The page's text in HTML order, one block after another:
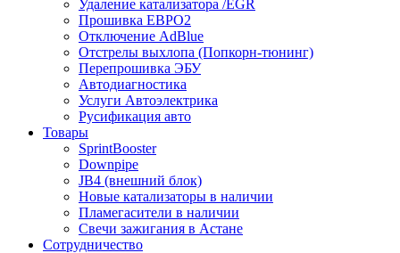
Удаление катализатора /EGR
Прошивка ЕВРО2
Отключение AdBlue
Отстрелы выхлопа (Попкорн-тюнинг)
Перепрошивка ЭБУ
Автодиагностика
Услуги Автоэлектрика
Русификация авто
Товары
SprintBooster
Downpipe
JB4 (внешний блок)
Новые катализаторы в наличии
Пламегасители в наличии
Свечи зажигания в Астане
Сотрудничество